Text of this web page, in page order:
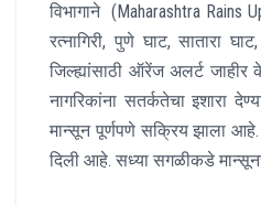
विभागाने (Maharashtra Rains
रत्नागिरी, पुणे घाट, सातारा
जिल्ह्यांसाठी ऑरेंज अलर्ट
नागरिकांना सतर्कतेचा इशारा
मान्सून पूर्णपणे सक्रिय झाला आहे.
दिली आहे. सध्या सगळीकडे